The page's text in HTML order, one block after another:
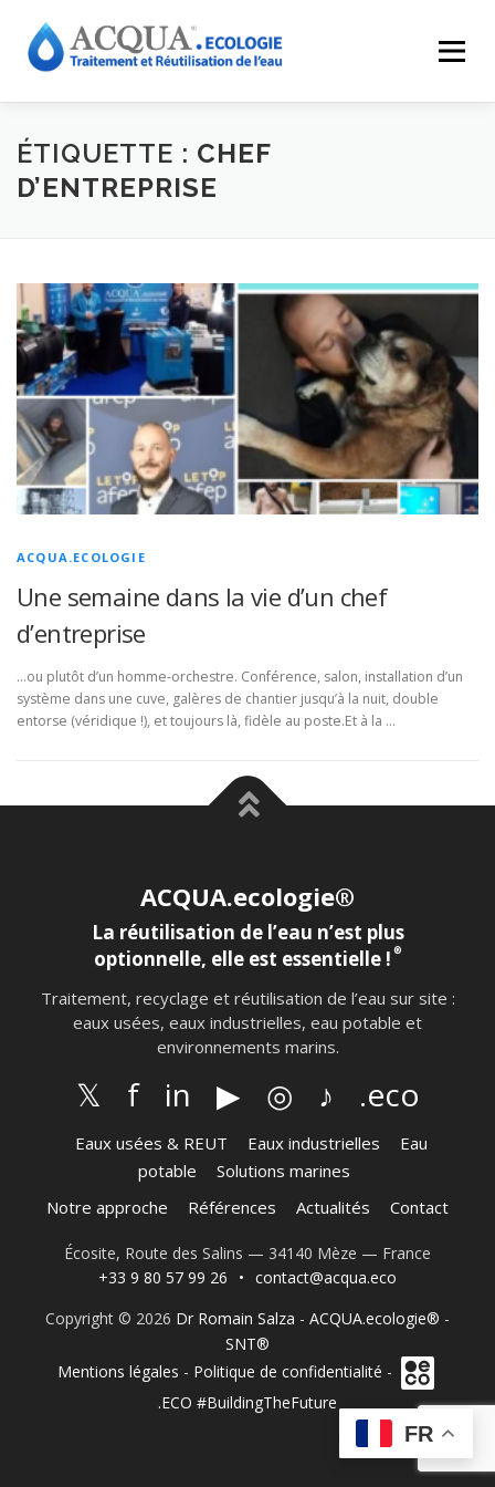
Menu
RESSOURCES CONTACT ACQUA-SHOP
ÉTIQUETTE : CHEF
D’ENTREPRISE
ACQUA.ECOLOGIE
Une semaine dans la vie d’un chef
d’entreprise
…ou plutôt d’un homme-orchestre. Conférence, salon, installation d’un
système dans une cuve, galères de chantier jusqu’à la nuit, double
entorse (véridique !), et toujours là, fidèle au poste.Et à la …
ACQUA.ecologie®
La réutilisation de l’eau n’est plus
optionnelle, elle est essentielle ! ®
Traitement, recyclage et réutilisation de l’eau sur site :
eaux usées, eaux industrielles, eau potable et
environnements marins.
𝕏 f in ▶ ◎ ♪ .eco
Eaux usées & REUT Eaux industrielles
Eau
potable
Solutions marines
Notre approche
Références Actualités Contact
Écosite, Route des Salins — 34140 Mèze — France
+33 9 80 57 99 26
• contact@acqua.eco
Copyright © 2026 Dr Romain Salza - ACQUA.ecologie® -
SNT®
Mentions légales - Politique de confidentialité -
.ECO #BuildingTheFuture
FR